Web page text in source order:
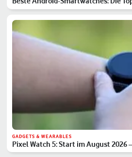
GADGETS & WEARABLES
Pixel Watch 5: Start im August 2026